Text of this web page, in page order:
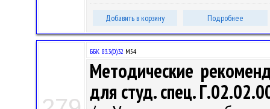
Добавить в корзину Подробнее
ББК 83.3(0)32 М54
Методические
для студ. спец.